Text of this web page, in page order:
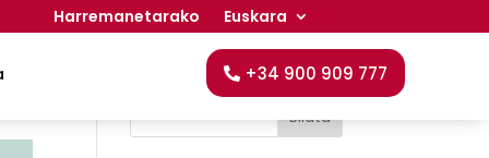
Harremanetarako Euskara
+34 900 909 777